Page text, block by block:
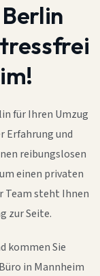
für Ihren Umzug
Erfahrung und
reibungslosen
einen privaten
Team steht Ihnen
zur Seite.
kommen Sie
in Mannheim